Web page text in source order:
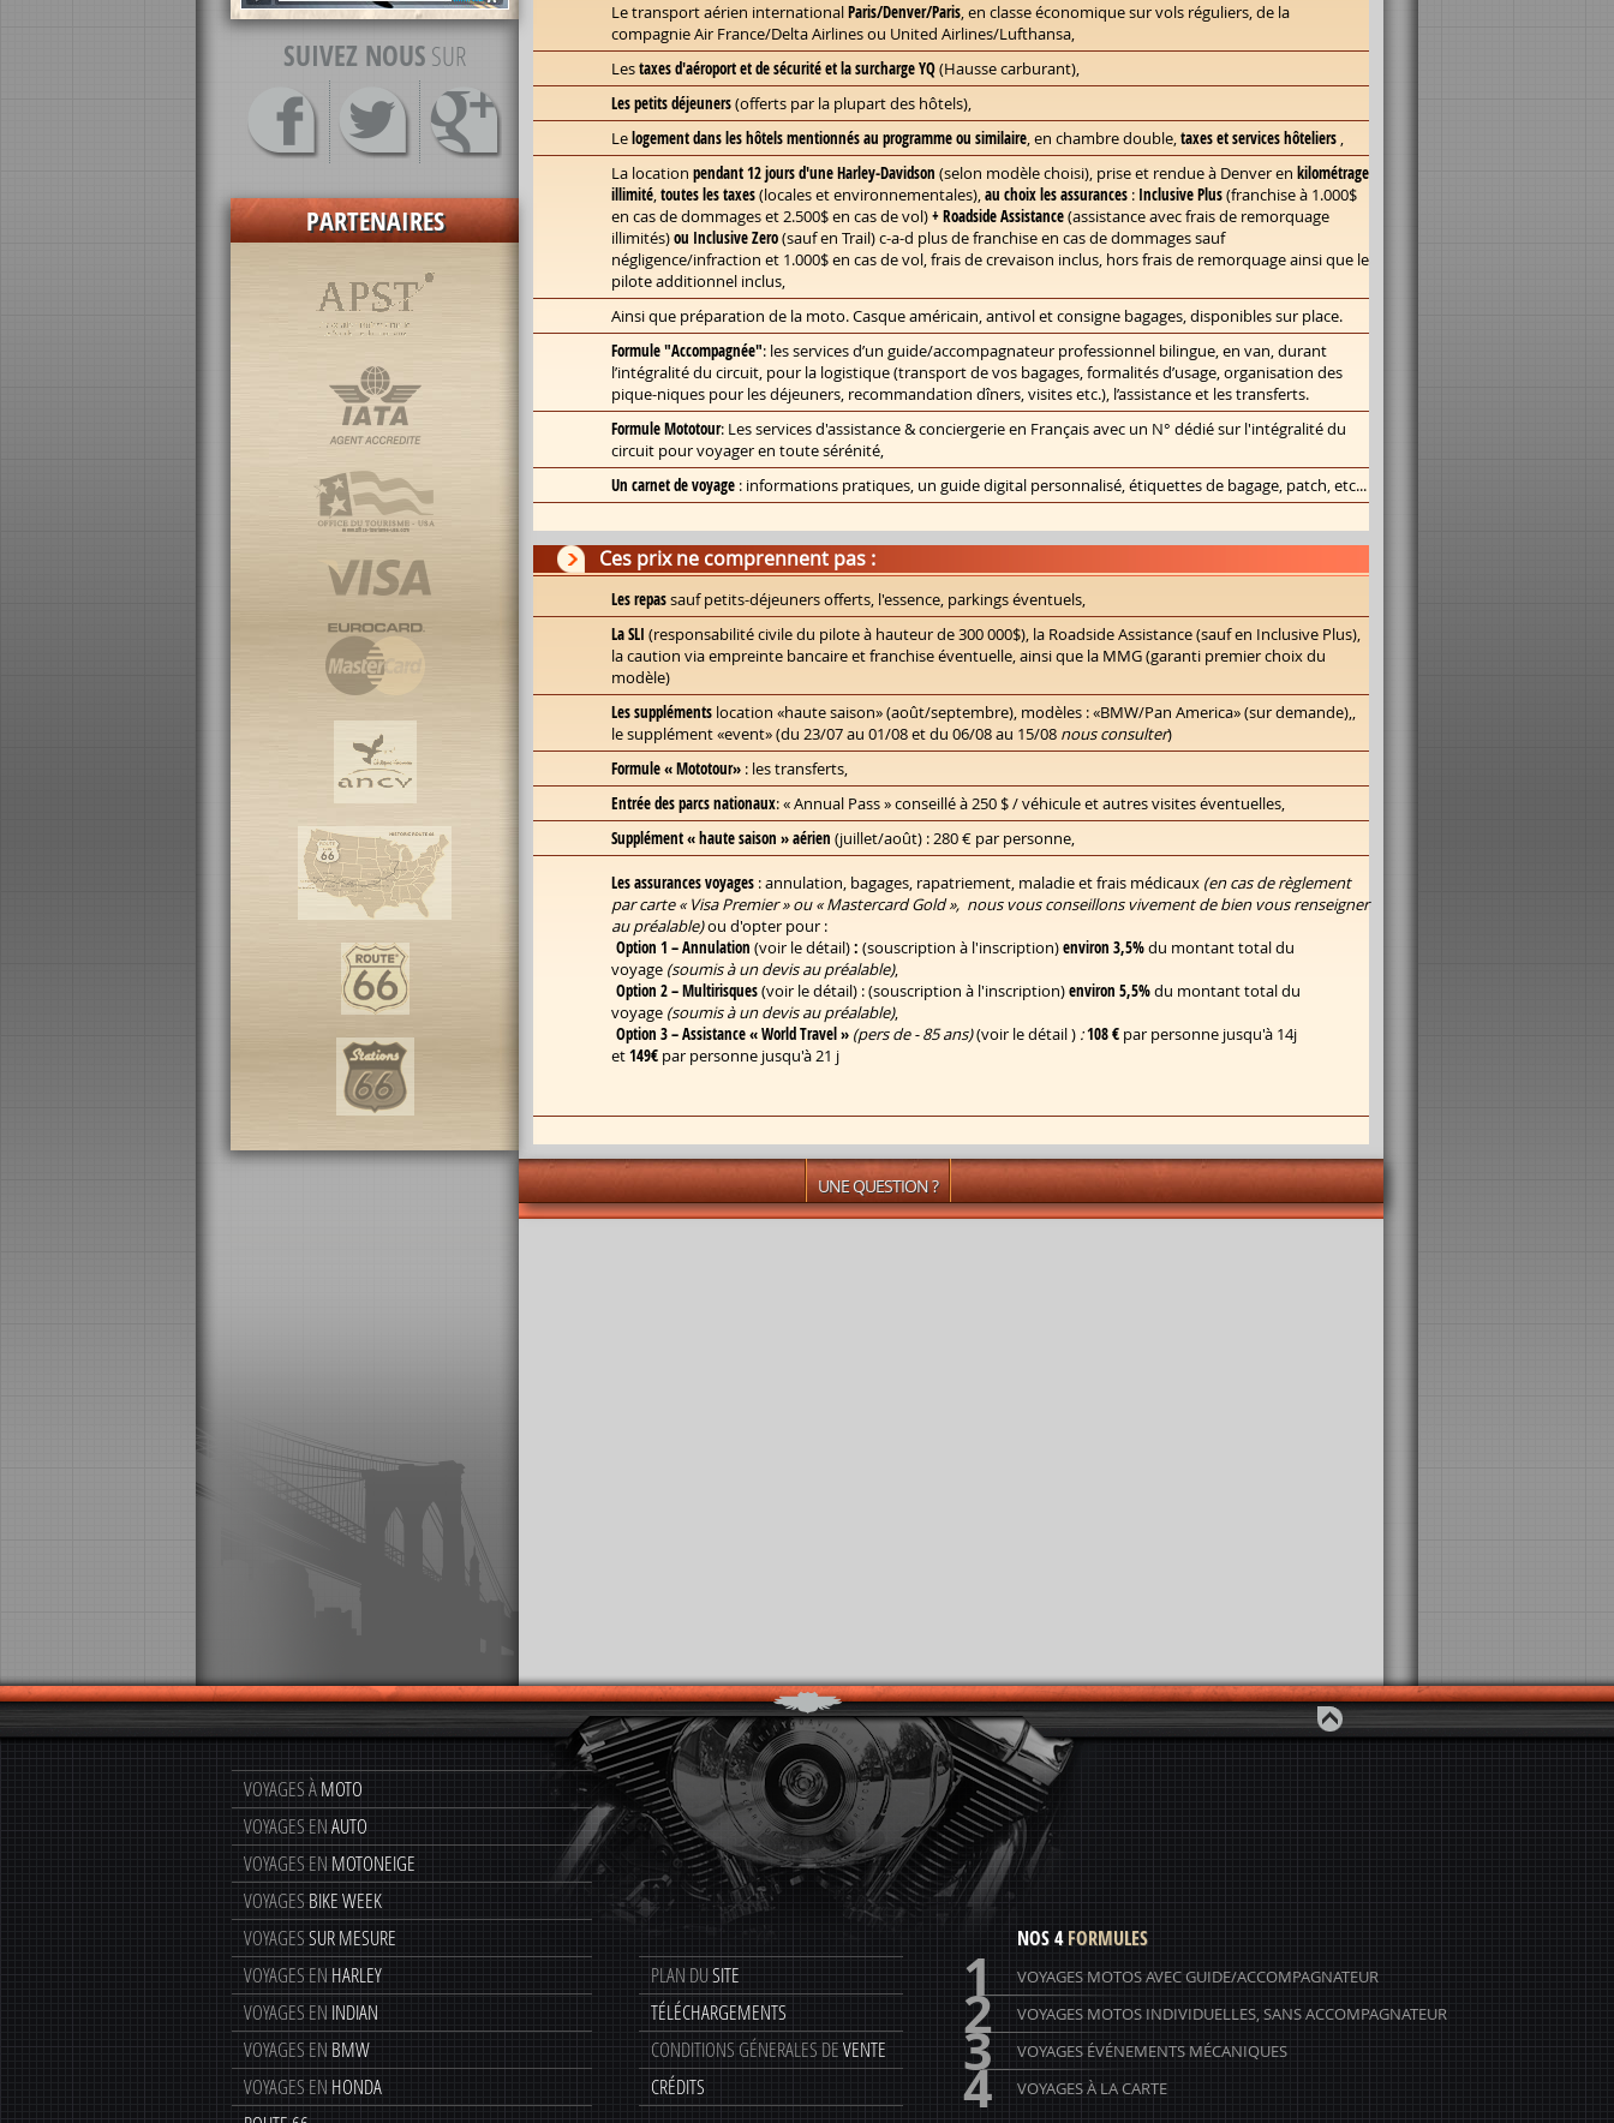
SUIVEZ NOUS SUR
PARTENAIRES
Le transport aérien internationalParis/Denver/Paris, en classe économique sur vols réguliers, de la
compagnie Air France/Delta Airlines ou United Airlines/Lufthansa,
Lestaxes d'aéroport et de sécurité et la surcharge YQ(Hausse carburant),
Les petits déjeuners(offerts par la plupart des hôtels),
Lelogement dans les hôtels mentionnés au programme ou similaire, en chambre double,taxes et services hôteliers ,
La location pendant 12 jours d'une Harley-Davidson (selon modèle choisi), prise et rendue à Denver en kilométrage
illimité,toutes les taxes(locales et environnementales),au choix les assurances : Inclusive Plus(franchise à 1.000$
en cas de dommages et 2.500$ en cas de vol)+ Roadside Assistance(assistance avec frais de remorquage
illimités)ou Inclusive Zero(sauf en Trail) c-a-d plus de franchise en cas de dommages sauf
négligence/infraction et 1.000$ en cas de vol, frais de crevaison inclus, hors frais de remorquage ainsi que le
pilote additionnel inclus,
Ainsi que préparation de la moto. Casque américain, antivol et consigne bagages, disponibles sur place.
Formule "Accompagnée": les services d’un guide/accompagnateur professionnel bilingue, en van, durant
l’intégralité du circuit, pour la logistique (transport de vos bagages, formalités d’usage, organisation des
pique-niques pour les déjeuners, recommandation dîners, visites etc.), l’assistance et les transferts.
Formule Mototour: Les services d'assistance & conciergerie en Français avec un N° dédié sur l'intégralité du
circuit pour voyager en toute sérénité,
Un carnet de voyage : informations pratiques, un guide digital personnalisé, étiquettes de bagage, patch, etc...
Ces prix ne comprennent pas :
Les repassauf petits-déjeuners offerts, l'essence, parkings éventuels,
La SLI (responsabilité civile du pilote à hauteur de 300 000$), la Roadside Assistance (sauf en Inclusive Plus),
la caution via empreinte bancaire et franchise éventuelle, ainsi que la MMG (garanti premier choix du
modèle)
Les suppléments location «haute saison» (août/septembre), modèles : «BMW/Pan America» (sur demande),,
le supplément «event» (du 23/07 au 01/08 et du 06/08 au 15/08 nous consulter)
Formule « Mototour» : les transferts,
Entrée des parcs nationaux: « Annual Pass » conseillé à 250 $ / véhicule et autres visites éventuelles,
Supplément « haute saison » aérien (juillet/août) : 280 € par personne,
Les assurances voyages : annulation, bagages, rapatriement, maladie et frais médicaux (en cas de règlement
par carte « Visa Premier » ou « Mastercard Gold », nous vous conseillons vivement de bien vous renseigner
au préalable)ou d'opter pour :
Option 1 – Annulation (voir le détail): (souscription à l'inscription)environ 3,5%du montant total du
voyage (soumis à un devis au préalable),
Option 2 – Multirisques(voir le détail) : (souscription à l'inscription)environ 5,5%du montant total du
voyage (soumis à un devis au préalable),
Option 3 –Assistance « World Travel » (pers de - 85 ans)(voir le détail ) :108 € par personne jusqu'à 14j
et149€ par personne jusqu'à 21 j
UNE QUESTION ?
VOYAGES ÀMOTO
VOYAGES ENAUTO
VOYAGES EN MOTONEIGE
VOYAGESBIKE WEEK
VOYAGESSUR MESURE
VOYAGES ENHARLEY
VOYAGES EN INDIAN
VOYAGES ENBMW
VOYAGES EN HONDA
PLAN DUSITE
TÉLÉCHARGEMENTS
CONDITIONS GÉNERALES DEVENTE
CRÉDITS
NOS 4FORMULES
1 VOYAGES MOTOS AVEC GUIDE/ACCOMPAGNATEUR
2 VOYAGES MOTOS INDIVIDUELLES, SANS ACCOMPAGNATEUR
3 VOYAGES ÉVÉNEMENTS MÉCANIQUES
4 VOYAGES À LA CARTE